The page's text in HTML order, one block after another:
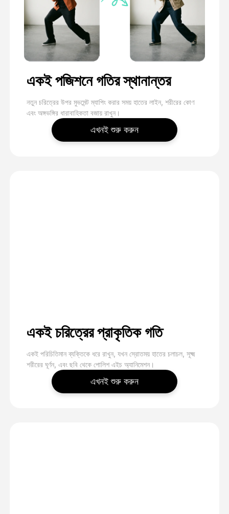
একই পজিশনে গতির স্থানান্তর
নতুন চরিত্রের উপর মুভমেন্ট ম্যাপিং করার সময় হাতের লাইন, শরীরের কোণ
এবং অঙ্গভঙ্গির ধারাবাহিকতা বজায় রাখুন।
এখনই শুরু করুন
একই চরিত্রের প্রাকৃতিক গতি
একই পরিচিতিমান ব্যক্তিকে ধরে রাখুন, যখন স্রোতময় হাতের চলাচল, সূক্ষ্ম
শরীরের ঘূর্ণন, এবং ছবি থেকে পোলিশ এইচ অ্যানিমেশন।
এখনই শুরু করুন